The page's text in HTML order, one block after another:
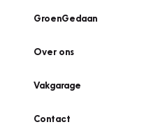
GroenGedaan
Over ons
Vakgarage
Contact